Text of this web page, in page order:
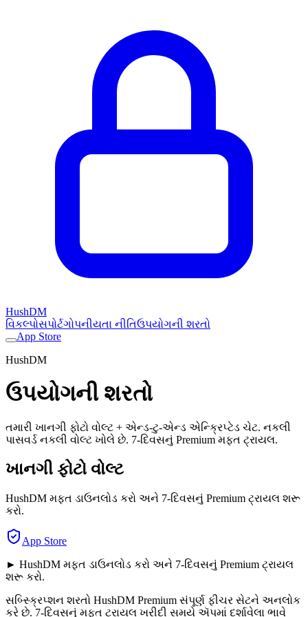
HushDM
વિકલ્પોસપોર્ટગોપનીયતા નીતિઉપયોગની શરતો
App Store
HushDM
ઉપયોગની શરતો
તમારી ખાનગી ફોટો વોલ્ટ + એન્ડ-ટુ-એન્ડ એન્ક્રિપ્ટેડ ચેટ. નકલી
પાસવર્ડ નકલી વોલ્ટ ખોલે છે. 7-દિવસનું Premium મફત ટ્રાયલ.
ખાનગી ફોટો વોલ્ટ
HushDM મફત ડાઉનલોડ કરો અને 7-દિવસનું Premium ટ્રાયલ શરૂ
કરો.
App Store
► HushDM મફત ડાઉનલોડ કરો અને 7-દિવસનું Premium ટ્રાયલ
શરૂ કરો.
સબ્સ્ક્રિપ્શન શરતો HushDM Premium સંપૂર્ણ ફીચર સેટને અનલોક
કરે છે. 7-દિવસનું મફત ટ્રાયલ ખરીદી સમયે ઍપમાં દર્શાવેલા ભાવે